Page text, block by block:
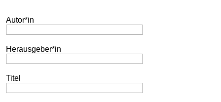
Autor*in
Herausgeber*in
Titel